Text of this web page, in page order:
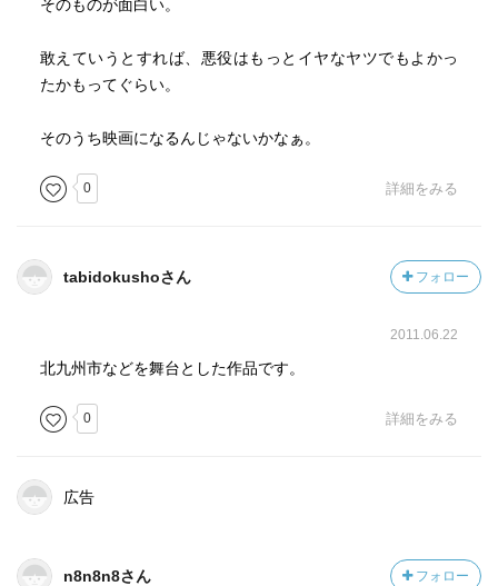
そのものが面白い。
敢えていうとすれば、悪役はもっとイヤなヤツでもよかっ
たかもってぐらい。
そのうち映画になるんじゃないかなぁ。
0 詳細をみる
tabidokushoさん フォロー
2011.06.22
北九州市などを舞台とした作品です。
0 詳細をみる
広告
n8n8n8さん フォロー